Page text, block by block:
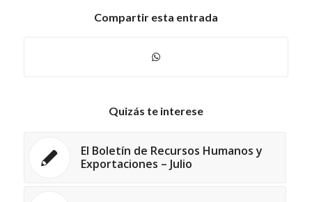
Compartir esta entrada
Quizás te interese
El Boletín de Recursos Humanos y
Exportaciones – Julio